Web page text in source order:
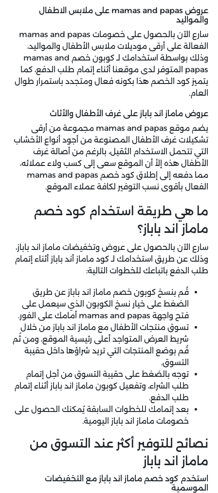
عروض mamas and papas على ملابس الاطفال
والمواليد
سارع الآن بالحصول على خصومات mamas and papas
الفعالة على أرقى موديلات ملابس الأطفال والمواليد،
وذلك بواسطة استخدامك لـ كوبون خصم mamas and
papas المتوفر لدى موقعنا أثناء إتمام طلب الدفع، كما
يتميز كود الخصم هذا بكونه فعال ومتجدد باستمرار طوال
العام.
عروض ماماز اند باباز على غرف الأطفال والأثاث
يضم موقع mamas and papas مجموعة من أرقى
تشكيلات غرف الأطفال المصنوعة من أجود أنواع الأخشاب
التي تتحمل الاستخدام الثقيل، بالرغم من أصالة غرف
الأطفال هذه إلأ أن الموقع سعى إلى كسب ولاء عملائه،
مما دفعه إلى إطلاق كود خصم mamas and papas
الفعال بأقوى نسب التوفير لكافة عملاء الموقع.
ما هي طريقة استخدام كود خصم
ماماز اند باباز؟
سارع الآن بالحصول على عروض وتخفيضات ماماز اند باباز،
وذلك عن طريق استخدامك لـ كود ماماز أند باباز أثناء إتمام
طلب الدفع باتباعك للخطوات التالية:
قُم بنسخ كوبون خصم ماماز اند باباز عن طريق
الضغط على خيار نسخ الكوبون الذي سيعمل على
فتح واجهة mamas and papas أمامك على الفور.
تسوق منتجات الأطفال مع ماماز اند باباز من خلال
شريط العرض المتواجد أعلى رئيسية الموقع، ومن ثُم
قُم بوضع المنتجات التي تريد شراؤها داخل حقيبة
التسوق.
توجه بالضغط على حقيبة التسوق من أجل إتمام
طلب الشراء، وتفعيل كوبون ماماز اند باباز أثناء إتمام
طلب الدفع.
بعد إتمامك للخطوات السابقة يُمكنك الحصول على
خصومات ماماز اند باباز اليومية.
نصائح للتوفير أكثر عند التسوق من
ماماز اند باباز
استخدم كود خصم ماماز اند باباز مع التخفيضات
الموسمية